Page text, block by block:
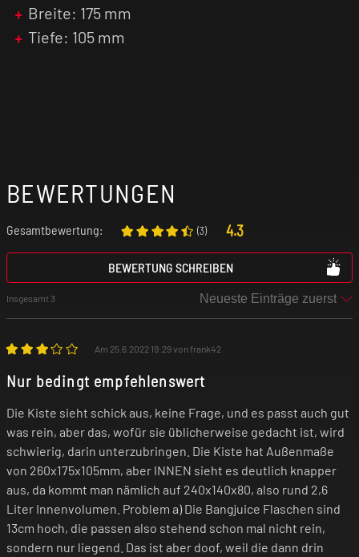
Breite: 175 mm
Tiefe: 105 mm
BEWERTUNGEN
Gesamtbewertung: (3) 4.3
BEWERTUNG SCHREIBEN
Insgesamt 3
Am 25.6.2022 19:29 von frank42
Nur bedingt empfehlenswert
Die Kiste sieht schick aus, keine Frage, und es passt auch gut
was rein, aber das, wofür sie üblicherweise gedacht ist, wird
schwierig, darin unterzubringen. Die Kiste hat Außenmaße
von 260x175x105mm, aber INNEN sieht es deutlich knapper
aus, da kommt man nämlich auf 240x140x80, also rund 2,6
Liter Innenvolumen. Problem a) Die Bangjuice Flaschen sind
13cm hoch, die passen also stehend schon mal nicht rein,
sondern nur liegend. Das ist aber doof, weil die dann drin